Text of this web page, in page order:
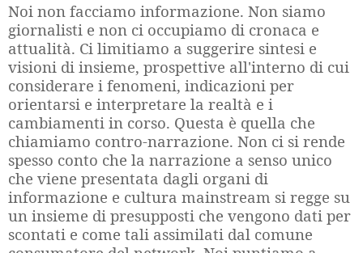
Noi non facciamo informazione. Non siamo
giornalisti e non ci occupiamo di cronaca e
attualità. Ci limitiamo a suggerire sintesi e
visioni di insieme, prospettive all'interno di cui
considerare i fenomeni, indicazioni per
orientarsi e interpretare la realtà e i
cambiamenti in corso. Questa è quella che
chiamiamo contro-narrazione. Non ci si rende
spesso conto che la narrazione a senso unico
che viene presentata dagli organi di
informazione e cultura mainstream si regge su
un insieme di presupposti che vengono dati per
scontati e come tali assimilati dal comune